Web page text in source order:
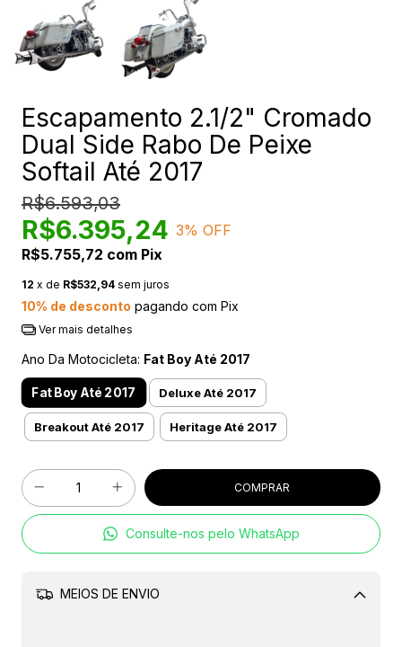
Escapamento 2.1/2" Cromado
Dual Side Rabo De Peixe
Softail Até 2017
R$6.593,03
R$6.395,24 3% OFF
R$5.755,72 com Pix
12 x de R$532,94 sem juros
10% de desconto pagando com Pix
Ver mais detalhes
Ano Da Motocicleta: Fat Boy Até 2017
Fat Boy Até 2017 Deluxe Até 2017
Breakout Até 2017 Heritage Até 2017
Consulte-nos pelo WhatsApp
MEIOS DE ENVIO